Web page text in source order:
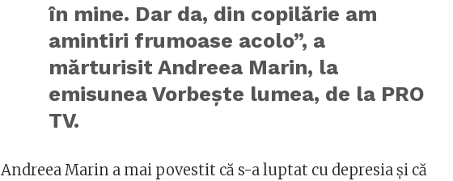
în mine. Dar da, din copilărie am
amintiri frumoase acolo”, a
mărturisit Andreea Marin, la
emisunea Vorbește lumea, de la PRO
TV.
Andreea Marin a mai povestit că s-a luptat cu depresia și că